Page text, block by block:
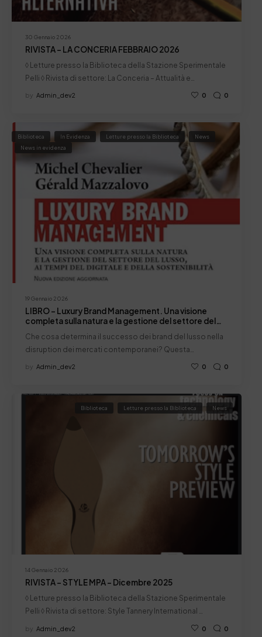
30 Gennaio 2026
RIVISTA – LA CONCERIA FEBBRAIO 2026
◊ Letture presso la Biblioteca della Stazione Sperimentale
Pelli ◊ Rivista di settore: La Conceria – Attualità e…
by Admin_dev2 0 0
19 Gennaio 2026
Biblioteca In Evidenza Letture presso la Biblioteca
News
News in evidenza
LIBRO – Luxury Brand Management. Una visione
completa sulla natura e la gestione del settore del
Che cosa determina il successo dei brand del lusso nella
disruption dei mercati contemporanei? Questa…
by Admin_dev2 0 0
14 Gennaio 2026
Biblioteca Letture presso la Biblioteca News
RIVISTA – STYLE MPA – Dicembre 2025
◊ Letture presso la Biblioteca della Stazione Sperimentale
Pelli ◊ Rivista di settore: Style Tannery International …
by Admin_dev2 0 0